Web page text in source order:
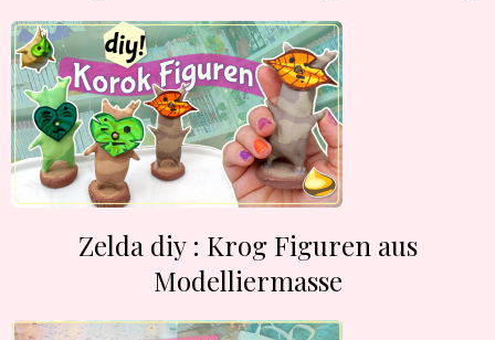
Zelda diy : Krog Figuren aus
Modelliermasse